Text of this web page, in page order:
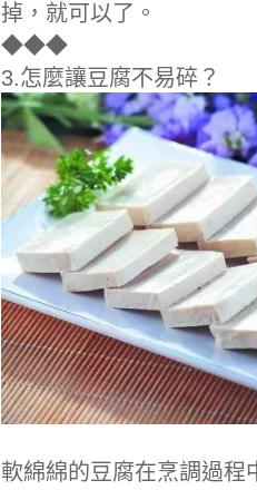
掉，就可以了。
◆◆◆
3.怎麼讓豆腐不易碎？
軟綿綿的豆腐在烹調過程